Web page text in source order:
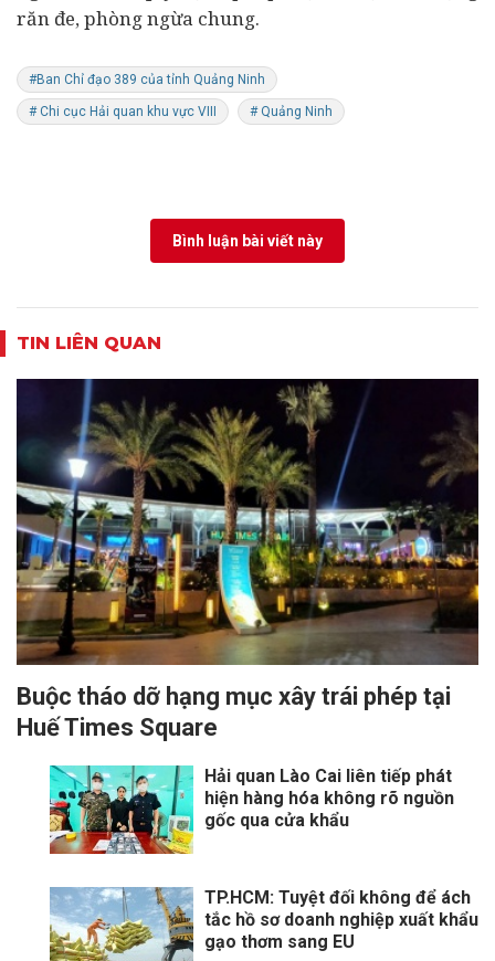
răn đe, phòng ngừa chung.
#Ban Chỉ đạo 389 của tỉnh Quảng Ninh
# Chi cục Hải quan khu vực VIII # Quảng Ninh
Bình luận bài viết này
TIN LIÊN QUAN
Buộc tháo dỡ hạng mục xây trái phép tại
Huế Times Square
Hải quan Lào Cai liên tiếp phát
hiện hàng hóa không rõ nguồn
gốc qua cửa khẩu
TP.HCM: Tuyệt đối không để ách
tắc hồ sơ doanh nghiệp xuất khẩu
gạo thơm sang EU